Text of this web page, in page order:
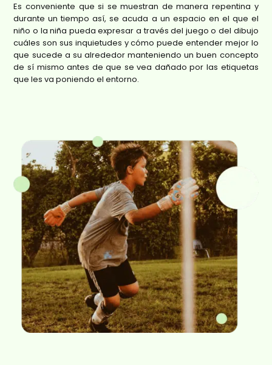
Es conveniente que si se muestran de manera repentina y
durante un tiempo así, se acuda a un espacio en el que el
niño o la niña pueda expresar a través del juego o del dibujo
cuáles son sus inquietudes y cómo puede entender mejor lo
que sucede a su alrededor manteniendo un buen concepto
de sí mismo antes de que se vea dañado por las etiquetas
que les va poniendo el entorno.